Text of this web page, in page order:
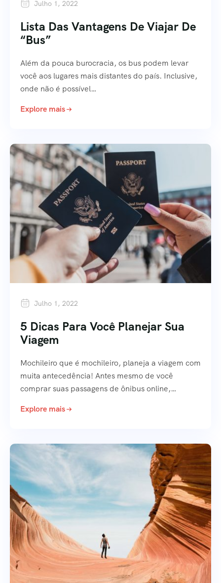
Julho 1, 2022
Lista Das Vantagens De Viajar De
“bus”
Além da pouca burocracia, os bus podem levar
você aos lugares mais distantes do país. Inclusive,
onde não é possível…
Explore mais
Julho 1, 2022
5 Dicas Para Você Planejar Sua
Viagem
Mochileiro que é mochileiro, planeja a viagem com
muita antecedência! Antes mesmo de você
comprar suas passagens de ônibus online,…
Explore mais